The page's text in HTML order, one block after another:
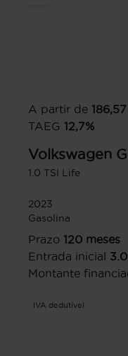
A partir de 186,57
TAEG 12,7%
Volkswagen
1.0 TSI Life
2023
Gasolina
Prazo 120 meses
Entrada inicial
Montante
IVA dedutível